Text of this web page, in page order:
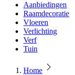
Aanbiedingen
Raamdecoratie
Vloeren
Verlichting
Verf
Tuin
Home